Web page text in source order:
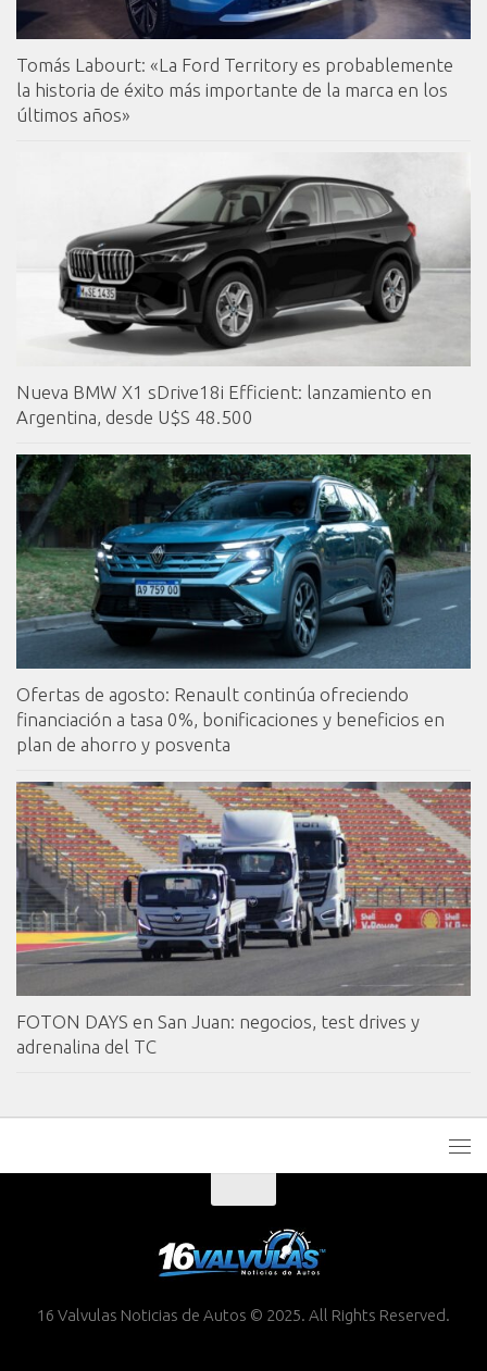
Tomás Labourt: «La Ford Territory es probablemente
la historia de éxito más importante de la marca en los
últimos años»
Nueva BMW X1 sDrive18i Efficient: lanzamiento en
Argentina, desde U$S 48.500
Ofertas de agosto: Renault continúa ofreciendo
financiación a tasa 0%, bonificaciones y beneficios en
plan de ahorro y posventa
FOTON DAYS en San Juan: negocios, test drives y
adrenalina del TC
16 Valvulas Noticias de Autos © 2025. All Rights Reserved.